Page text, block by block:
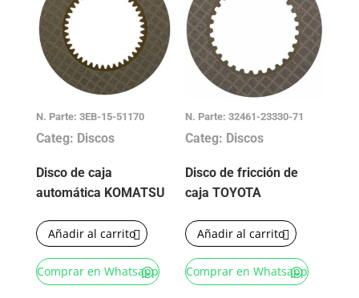
N. Parte: 3EB-15-51170
Categ: Discos
Disco de caja
automática KOMATSU
Añadir al carrito
Comprar en Whatsapp
N. Parte: 32461-23330-71
Categ: Discos
Disco de fricción de
caja TOYOTA
Añadir al carrito
Comprar en Whatsapp